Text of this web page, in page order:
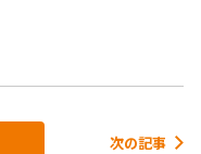
次の記事